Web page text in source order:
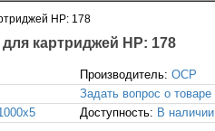
HP: 178
для картриджей HP: 178
Производитель:OCP
Задать вопрос о товаре
Доступность: В наличии